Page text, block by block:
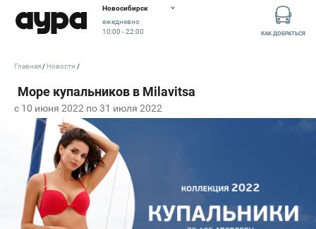
Новосибирск
ежедневно
10:00 - 22:00
КАК ДОБРАТЬСЯ
c 10 июня 2022 по 31 июля 2022
Главная Новости